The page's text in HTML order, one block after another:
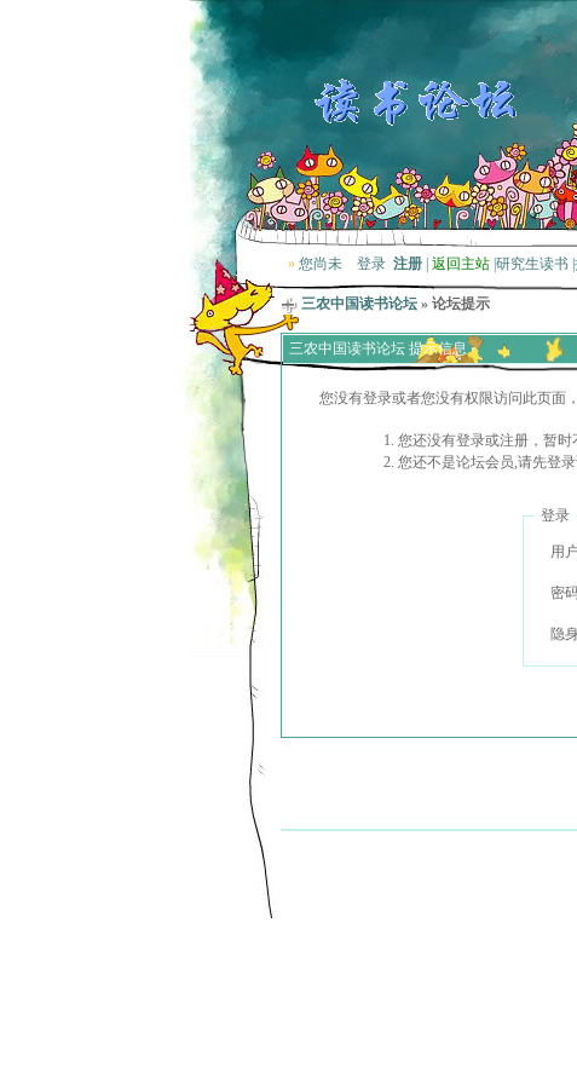
» 您尚未 登录 注册 返回主站 研究生读书
三农中国读书论坛 » 论坛提示
三农中国读书论坛 提示信息
您没有登录或者您没有权限访问此页面
您还没有登录或注册，暂
您还不是论坛会员,请先登
登录
用
密
隐